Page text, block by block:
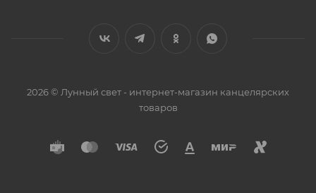
2026 © Лунный свет - интернет-магазин канцелярских
товаров